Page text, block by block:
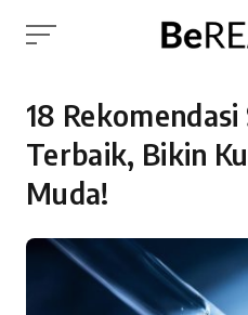
18
Terbaik, Bikin
Muda!